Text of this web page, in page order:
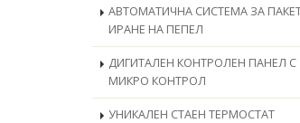
АВТОМАТИЧНА СИСТЕМА ЗА
ИРАНЕ НА ПЕПЕЛ
ДИГИТАЛЕН КОНТРОЛЕН ПАНЕЛ С
МИКРО КОНТРОЛ
УНИКАЛЕН СТАЕН ТЕРМОСТАТ